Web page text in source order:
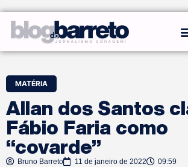
MATÉRIA
Allan dos Santos
Fábio Faria como
“covarde”
Bruno Barreto 11 de janeiro de 2022 09:59